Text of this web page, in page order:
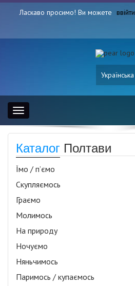
Ласкаво просимо! Ви можете ввійти
Українська
Toggle
navigation
Каталог Полтави
Їмо / п’ємо
Скупляємось
Граємо
Молимось
На природу
Ночуємо
Няньчимось
Паримось / купаємось